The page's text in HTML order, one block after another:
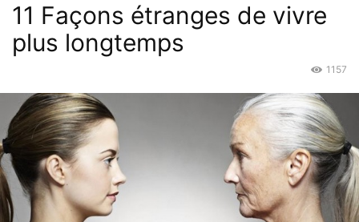
11 Façons étranges de vivre
plus longtemps
1157